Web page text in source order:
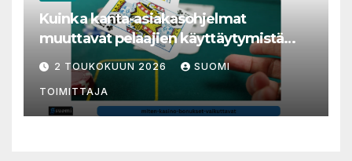
Kuinka kanta-asiakasohjelmat
muuttavat pelaajien käyttäytymistä
nettikasinoilla
2 TOUKOKUUN 2026 SUOMI
TOIMITTAJA